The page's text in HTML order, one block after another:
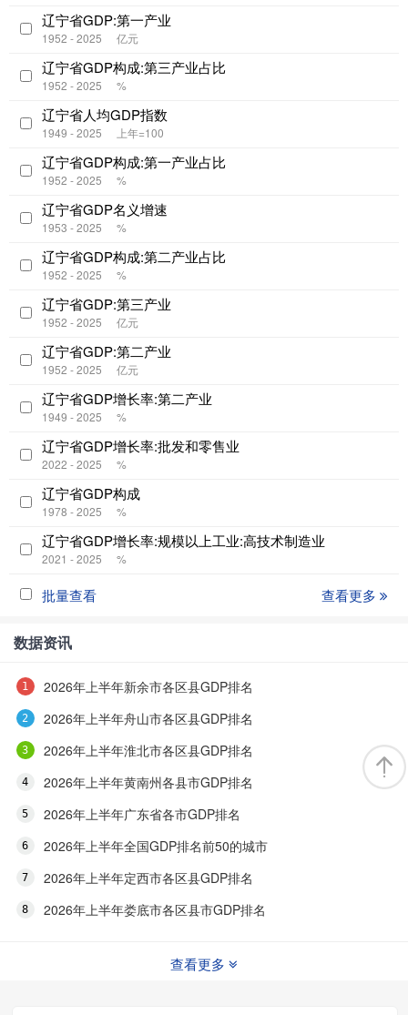
辽宁省GDP:第一产业
1952 - 2025 亿元
辽宁省GDP构成:第三产业占比
1952 - 2025 %
辽宁省人均GDP指数
1949 - 2025 上年=100
辽宁省GDP构成:第一产业占比
1952 - 2025 %
辽宁省GDP名义增速
1953 - 2025 %
辽宁省GDP构成:第二产业占比
1952 - 2025 %
辽宁省GDP:第三产业
1952 - 2025 亿元
辽宁省GDP:第二产业
1952 - 2025 亿元
辽宁省GDP增长率:第二产业
1949 - 2025 %
辽宁省GDP增长率:批发和零售业
2022 - 2025 %
辽宁省GDP构成
1978 - 2025 %
辽宁省GDP增长率:规模以上工业:高技术制造业
2021 - 2025 %
批量查看 查看更多
数据资讯
2026年上半年新余市各区县GDP排名
2026年上半年舟山市各区县GDP排名
2026年上半年淮北市各区县GDP排名
2026年上半年黄南州各县市GDP排名
2026年上半年广东省各市GDP排名
2026年上半年全国GDP排名前50的城市
2026年上半年定西市各区县GDP排名
2026年上半年娄底市各区县市GDP排名
查看更多